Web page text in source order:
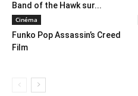
Band of the Hawk sur...
Cinéma
Funko Pop Assassin’s Creed
Film